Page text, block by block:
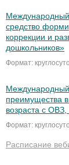
средство
коррекции и
дошкольников»
Формат:
преимущества
возраста с
Формат:
Расписание